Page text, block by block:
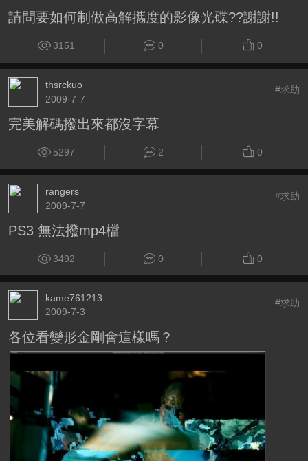
請問要如何制做高解攜度的影像光碟??謝謝!!
3151 0 0
thsrckuo
2009-7-7
#求助
完美解碼撥出來都沒字幕
5297 2 0
rangers
2009-7-7
#求助
PS3 無法撥mp4檔
3492 0 0
kame761213
2009-7-3
#求助
各位看變形金剛會這樣嗎？